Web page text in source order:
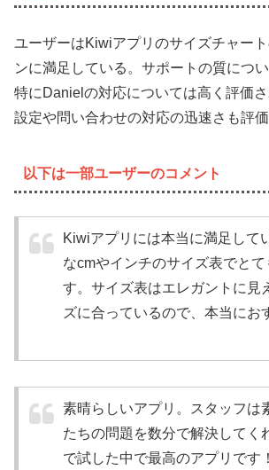
ユーザーはKiwiアプリのサイズチャー
ンに満足している。サポートの質につ
特にDanielの対応については高く評価さ
設定や問い合わせの対応の迅速さも評価
以下は一部ユーザーのコメント
Kiwiアプリには本当に満足して
なcmやインチのサイズ表でとて
す。サイズ表はエレガントに見
ズに合っているので、本当にお
素晴らしいアプリ。スタッフは
たちの問題を数分で解決してく
で試した中で最高のアプリです！